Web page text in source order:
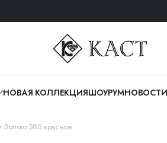
НОВАЯ КОЛЛЕКЦИЯШОУРУМНОВОСТИ
Золото 585 красное